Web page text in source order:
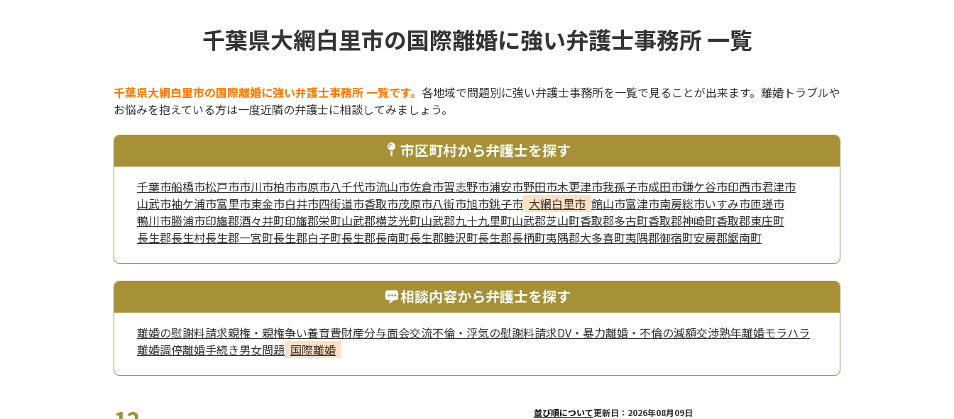
千葉県大網白里市の国際離婚に強い弁護士事務所 一覧
千葉県大網白里市の国際離婚に強い弁護士事務所 一覧です。 各地域で問題別に強い弁護士事務所を一覧で見ることが出来ます。離婚トラブルや
お悩みを抱えている方は一度近隣の弁護士に相談してみましょう。
市区町村から弁護士を探す
千葉市船橋市松戸市市川市柏市市原市八千代市流山市佐倉市習志野市浦安市野田市木更津市我孫子市成田市鎌ケ谷市印西市君津市
山武市袖ケ浦市富里市東金市白井市四街道市香取市茂原市八街市旭市銚子市 大網白里市 館山市富津市南房総市いすみ市匝瑳市
鴨川市勝浦市印旛郡酒々井町印旛郡栄町山武郡横芝光町山武郡九十九里町山武郡芝山町香取郡多古町香取郡神崎町香取郡東庄町
長生郡長生村長生郡一宮町長生郡白子町長生郡長南町長生郡睦沢町長生郡長柄町夷隅郡大多喜町夷隅郡御宿町安房郡鋸南町
相談内容から弁護士を探す
離婚の慰謝料請求親権・親権争い養育費財産分与面会交流不倫・浮気の慰謝料請求DV・暴力離婚・不倫の減額交渉熟年離婚モラハラ
離婚調停離婚手続き男女問題 国際離婚
並び順について更新日：2026年08月09日